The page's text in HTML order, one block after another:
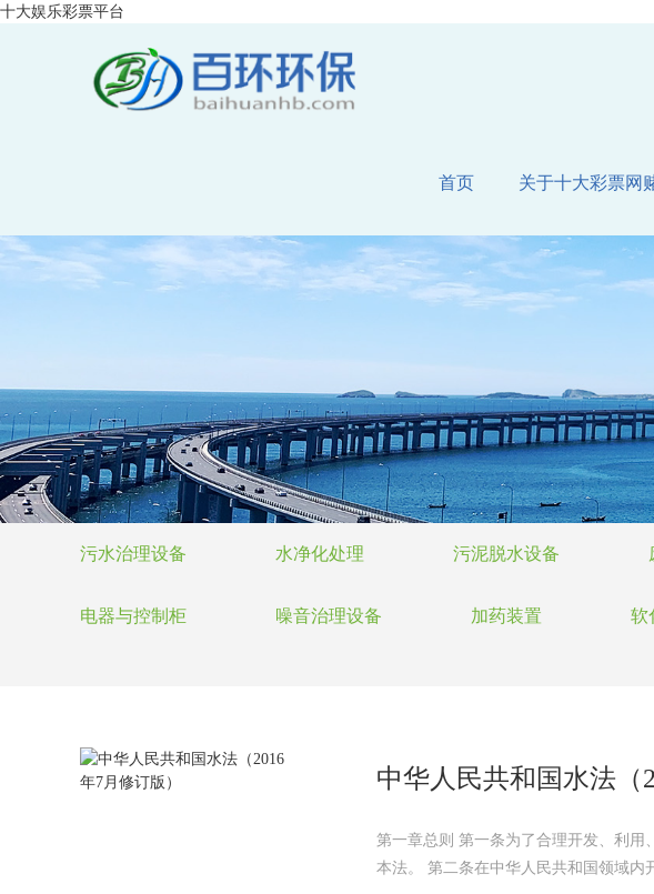
十大娱乐彩票平台
首页 关于十大彩票网
污水治理设备 水净化处理 污泥脱水设备
电器与控制柜 噪音治理设备 加药装置 软
中华人民共和国水法（
第一章总则 第一条为了合理开发、利用
本法。 第二条在中华人民共和国领域内